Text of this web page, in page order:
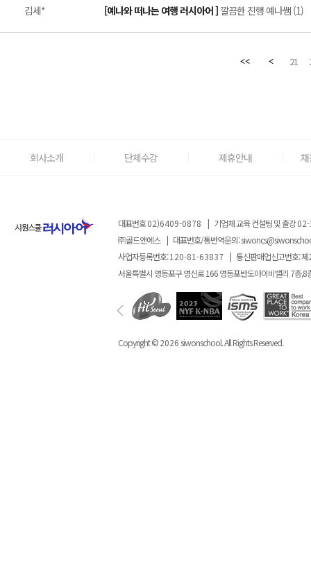
김세* [예나와 떠나는 여행 러시아어 ] 깔끔한 진행 예나쌤 (1)
21
회사소개 단체수강 제휴안내
대표번호02)6409-0878 | 기업체 교육 컨설팅 및 출강
㈜골드앤에스 | 대표번호/통번역문의:
사업자등록번호:120-81-63837 | 통신판매업신고번호: 제
서울특별시 영등포구 영신로 166 영등포반도아이비밸리 7층,8
Copyright ©2026siwonschool. All Rights Reserved.